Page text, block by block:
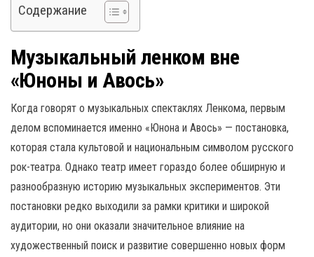
Содержание
Музыкальный ленком вне
«Юноны и Авось»
Когда говорят о музыкальных спектаклях Ленкома, первым
делом вспоминается именно «Юнона и Авось» — постановка,
которая стала культовой и национальным символом русского
рок-театра. Однако театр имеет гораздо более обширную и
разнообразную историю музыкальных экспериментов. Эти
постановки редко выходили за рамки критики и широкой
аудитории, но они оказали значительное влияние на
художественный поиск и развитие совершенно новых форм